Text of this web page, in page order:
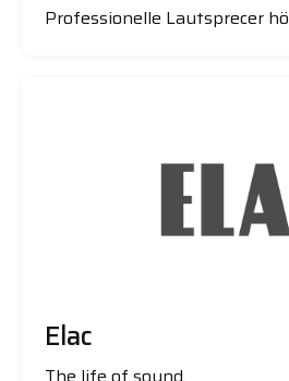
Professionelle Lautsprecer
Elac